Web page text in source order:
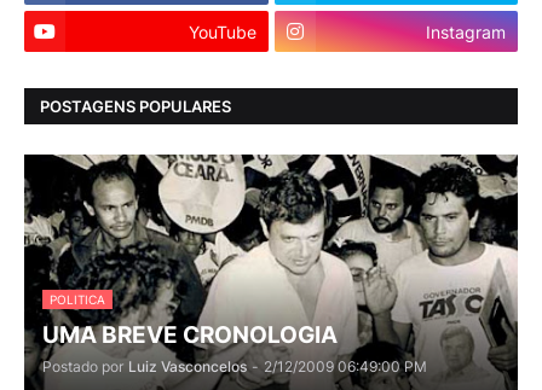
YouTube Instagram
POSTAGENS POPULARES
POLITICA
UMA BREVE CRONOLOGIA
Postado por Luiz Vasconcelos - 2/12/2009 06:49:00 PM